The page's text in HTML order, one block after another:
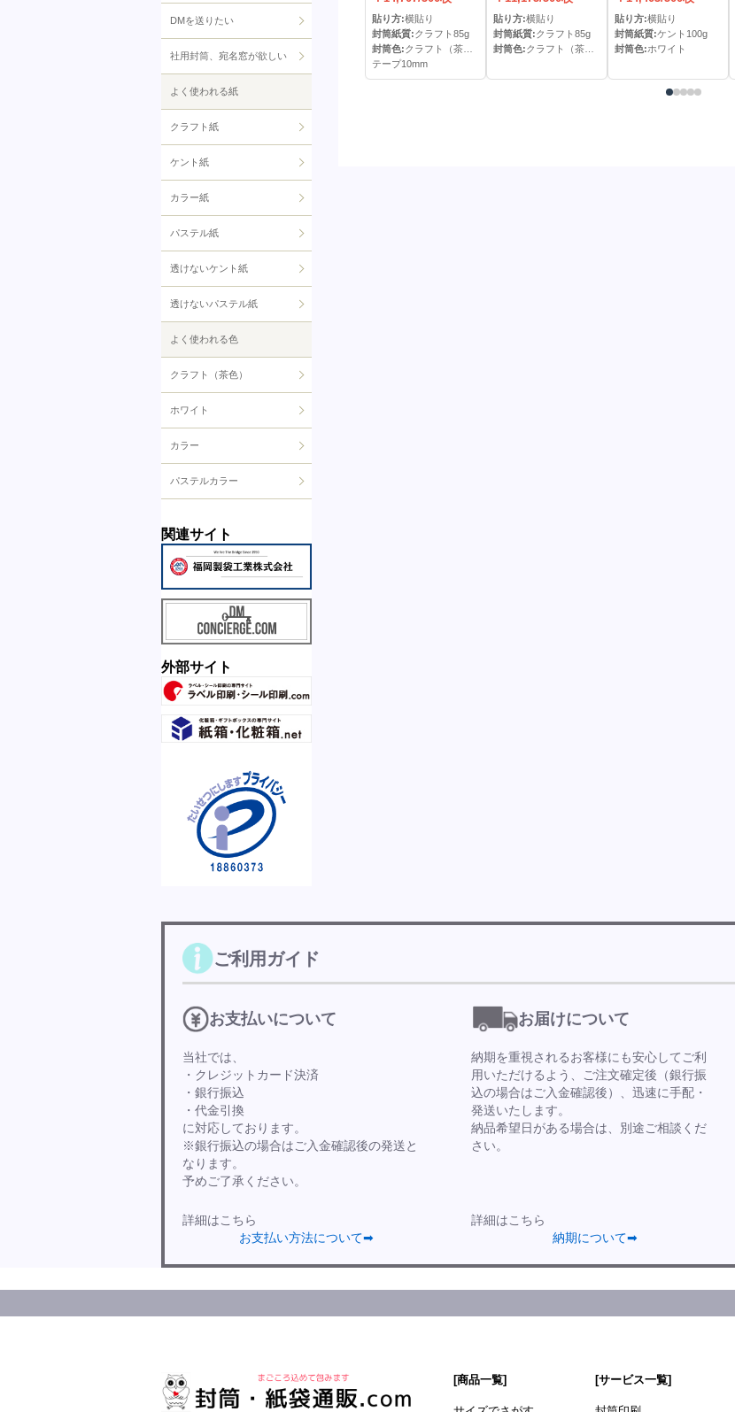
DMを送りたい
社用封筒、宛名窓が欲しい
よく使われる紙
クラフト紙
ケント紙
カラー紙
パステル紙
透けないケント紙
透けないパステル紙
よく使われる色
クラフト（茶色）
ホワイト
カラー
パステルカラー
関連サイト
外部サイト
貼り方:横貼り
封筒紙質:クラフト85g
封筒色:クラフト（茶）色
テープ10mm
貼り方:横貼り
封筒紙質:クラフト85g
封筒色:クラフト（茶）色
貼り方:横貼り
封筒紙質:ケント100g
封筒色:ホワイト
ご利用ガイド
お支払いについて
当社では、
・クレジットカード決済
・銀行振込
・代金引換
に対応しております。
※銀行振込の場合はご入金確認後の発送と
なります。
予めご了承ください。
詳細はこちら
お支払い方法について➡
お届けについて
納期を重視されるお客様にも安心してご利
用いただけるよう、ご注文確定後（銀行振
込の場合はご入金確認後）、迅速に手配・
発送いたします。
納品希望日がある場合は、別途ご相談くだ
さい。
詳細はこちら
納期について➡
[商品一覧] [サービス一覧]